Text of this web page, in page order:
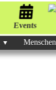
Events
Menschen